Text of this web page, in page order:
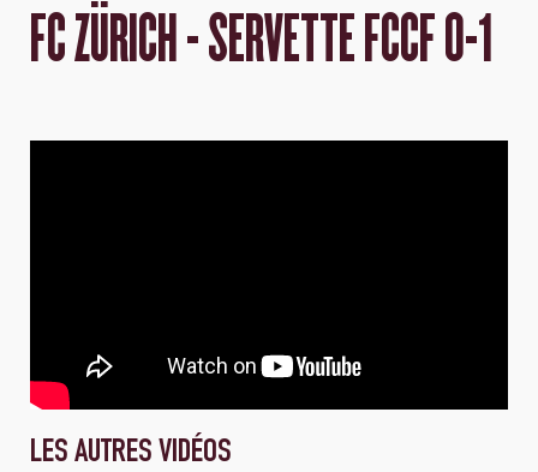
FC ZÜRICH - SERVETTE FCCF 0-1
LES AUTRES VIDÉOS